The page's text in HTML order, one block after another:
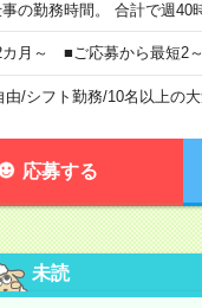
の勤務時間。 合計で週40
カ月～ ■ご応募から最短2
由/シフト勤務/10名以上の
応募する
未読